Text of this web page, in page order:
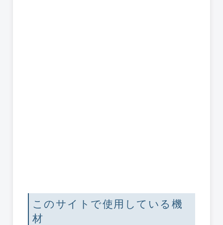
このサイトで使用している機
材